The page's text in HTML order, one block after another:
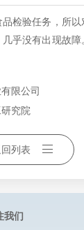
检验任务，所
乎没有出现故障
限公司
究院
列表
我们